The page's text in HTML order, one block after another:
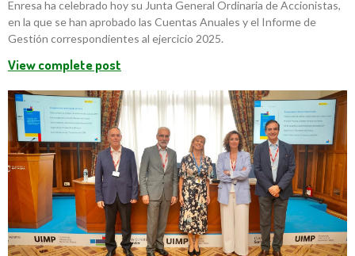
Enresa ha celebrado hoy su Junta General Ordinaria de Accionistas,
en la que se han aprobado las Cuentas Anuales y el Informe de
Gestión correspondientes al ejercicio 2025.
View complete post